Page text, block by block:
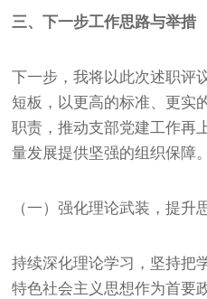
三、下一步工作思路与举措
下一步，我将以此次述职评
短板，以更高的标准、更实
职责，推动支部党建工作再
量发展提供坚强的组织保障。
（一）强化理论武装，提升
持续深化理论学习，坚持把
特色社会主义思想作为首要